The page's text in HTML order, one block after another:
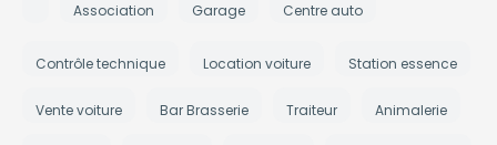
Association Garage Centre auto
Contrôle technique Location voiture Station essence
Vente voiture Bar Brasserie Traiteur Animalerie